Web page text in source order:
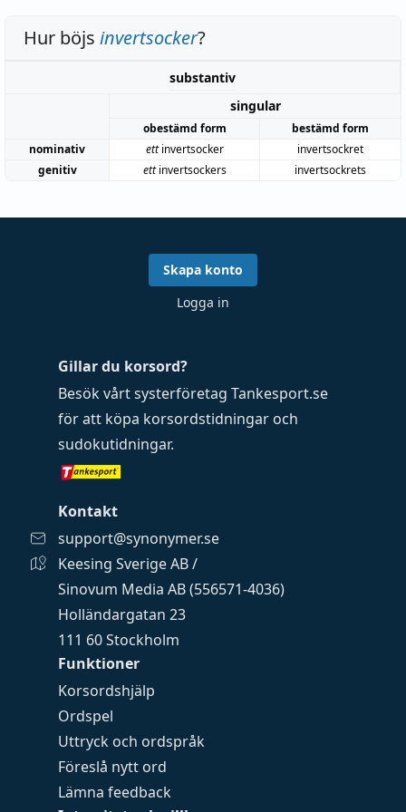
Hur böjs invertsocker?
substantiv
singular
obestämd form
bestämd form
nominativ
ettinvertsocker
invertsockret
genitiv
ettinvertsockers invertsockrets
Funktioner
Korsordshjälp
Ordspel
Uttryck och ordspråk
Föreslå nytt ord
Lämna feedback
Gillar du korsord?
Besök vårt systerföretag Tankesport.se
för att köpa korsordstidningar och
sudokutidningar.
Kontakt
support@synonymer.se
Keesing Sverige AB /
Sinovum Media AB (556571-4036)
Holländargatan 23
111 60 Stockholm
Skapa konto
Logga in